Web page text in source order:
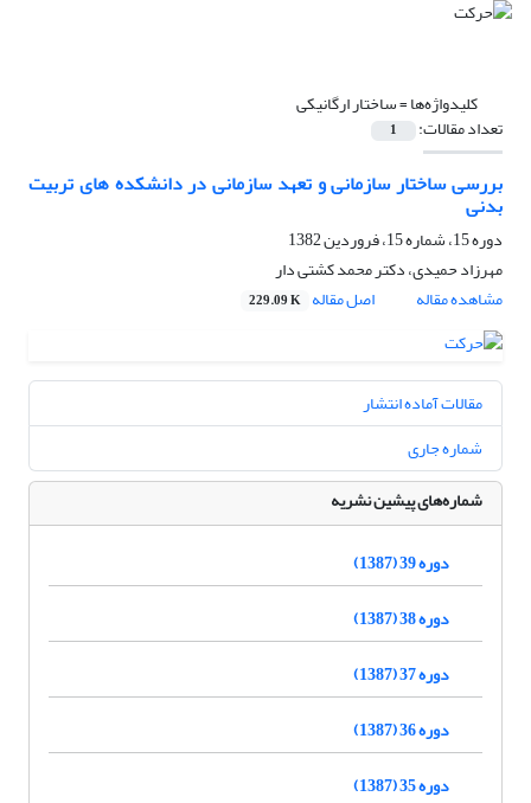
کلیدواژه‌ها =ساختار ارگانیکی
تعداد مقالات: 1
بررسی ساختار سازمانی و تعهد سازمانی در دانشکده های تربیت
بدنی
دوره 15، شماره 15، فروردین 1382
مهرزاد حمیدی، دکتر محمد کشتی دار
مشاهده مقاله
اصل مقاله 229.09 K
مقالات آماده انتشار
شماره جاری
شماره‌های پیشین نشریه
دوره 39 (1387)
دوره 38 (1387)
دوره 37 (1387)
دوره 36 (1387)
دوره 35 (1387)